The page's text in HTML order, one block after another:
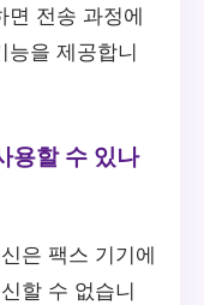
면 전송 과정에
능을 제공합니
용할 수 있나
은 팩스 기기에
할 수 없습니